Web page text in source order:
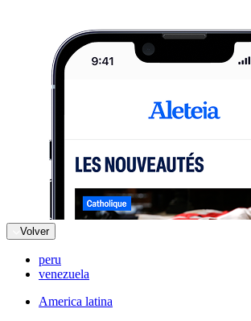
Volver
peru
venezuela
America latina